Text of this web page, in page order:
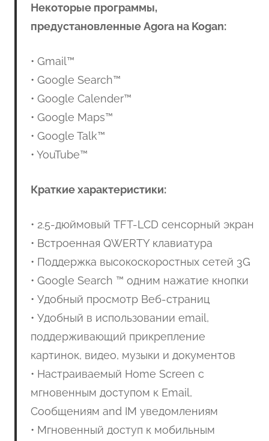
Некоторые программы,
предустановленные Agora на Kogan:
• Gmail™
• Google Search™
• Google Calender™
• Google Maps™
• Google Talk™
• YouTube™
Краткие характеристики:
• 2.5-дюймовый TFT-LCD сенсорный экран
• Встроенная QWERTY клавиатура
• Поддержка высокоскоростных сетей 3G
• Google Search ™ одним нажатие кнопки
• Удобный просмотр Веб-страниц
• Удобный в использовании email,
поддерживающий прикрепление
картинок, видео, музыки и документов
• Настраиваемый Home Screen с
мгновенным доступом к Email,
Сообщениям and IM уведомлениям
• Мгновенный доступ к мобильным